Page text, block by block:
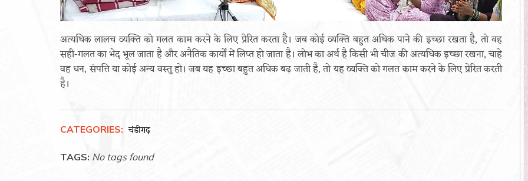
अत्यधिक लालच व्यक्ति को गलत काम करने के लिए प्रेरित करता है। जब कोई व्यक्ति बहुत अधिक पाने की इच्छा रखता है, तो वह
सही-गलत का भेद भूल जाता है और अनैतिक कार्यों में लिप्त हो जाता है। लोभ का अर्थ है किसी भी चीज की अत्यधिक इच्छा रखना, चाहे
वह धन, संपत्ति या कोई अन्य वस्तु हो। जब यह इच्छा बहुत अधिक बढ़ जाती है, तो यह व्यक्ति को गलत काम करने के लिए प्रेरित करती
है।
CATEGORIES: चंडीगढ़
TAGS: No tags found